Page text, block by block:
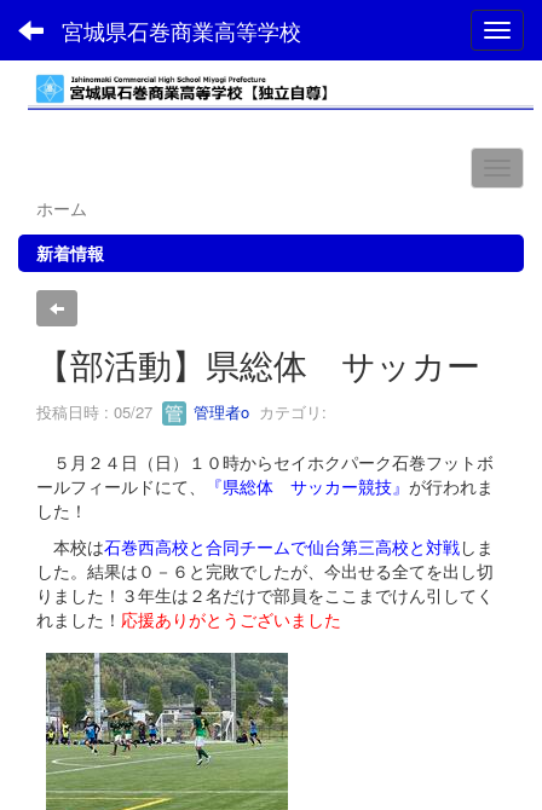
宮城県石巻商業高等学校
ホーム
新着情報
【部活動】県総体 サッカー
投稿日時 : 05/27 管理者o カテゴリ:
５月２４日（日）１０時からセイホクパーク石巻フットボ
ールフィールドにて、
『県総体 サッカー競技』 が行われま
した！
本校は石巻西高校と合同チームで仙台第三高校と対戦しま
した。結果は０－６と完敗でしたが、今出せる全てを出し切
りました！３年生は２名だけで部員をここまでけん引してく
れました！ 応援ありがとうございました